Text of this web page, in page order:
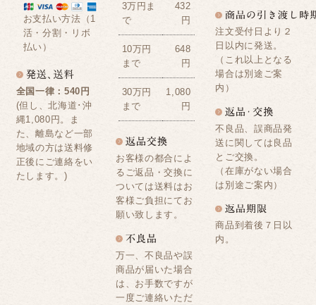
お支払い方法（1
活・分割・リボ
払い）
全国一律：540円
(但し、北海道･沖
縄1,080円。ま
た、離島など一部
地域の方は送料修
正後にご連絡をい
たします。)
3万円ま
で
432
円
10万円
まで
648
円
30万円
まで
1,080
円
お客様の都合によ
るご返品・交換に
ついては送料はお
客様ご負担にてお
願い致します。
万一、不良品や誤
商品が届いた場合
は、お手数ですが
一度ご連絡いただ
注文受付日より２
日以内に発送。
（これ以上となる
場合は別途ご案
内）
不良品、誤商品発
送に関しては良品
とご交換。
（在庫がない場合
は別途ご案内）
商品到着後７日以
内。